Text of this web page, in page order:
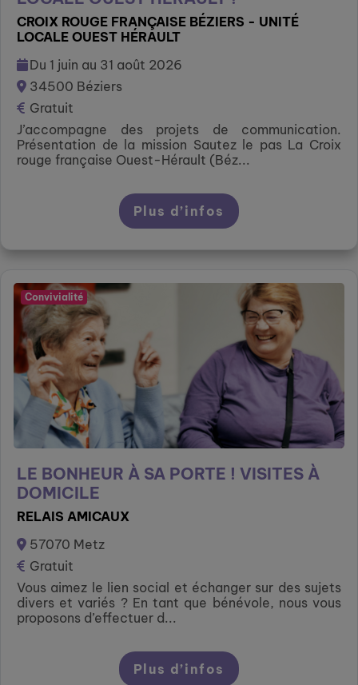
CROIX ROUGE FRANÇAISE BÉZIERS - UNITÉ
LOCALE OUEST HÉRAULT
Du 1 juin au 31 août 2026
34500 Béziers
Gratuit
J’accompagne des projets de communication.
Présentation de la mission Sautez le pas La Croix
rouge française Ouest-Hérault (Béz...
Plus d’infos
Convivialité
LE BONHEUR À SA PORTE ! VISITES À
DOMICILE
RELAIS AMICAUX
57070 Metz
Gratuit
Vous aimez le lien social et échanger sur des sujets
divers et variés ? En tant que bénévole, nous vous
proposons d’effectuer d...
Plus d’infos